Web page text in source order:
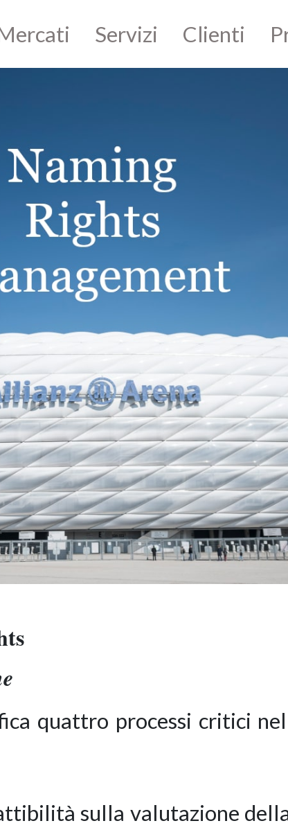
Servizi Clienti
quattro processi critici
sulla valutazione